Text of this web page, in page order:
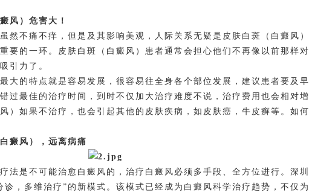
风）危害大！
不痛不痒，但是及其影响美观，人际关系无疑是皮肤白斑（白癜风）
要的一环。皮肤白斑（白癜风）患者通常会担心他们不再像以前那样对
引力了。
的特点就是容易发展，很容易往全身各个部位发展，建议患者要及早
过最佳的治疗时间，到时不仅加大治疗难度不说，治疗费用也会相对增
）如果不治疗，也会引起其他的皮肤疾病，如皮肤癌，牛皮癣等。如何
癜风），远离病痛
是不可能治愈白癜风的，治疗白癜风必须多手段、全方位进行。深圳
诊，多维治疗”的新模式。该模式已经成为白癜风科学治疗趋势，不仅为